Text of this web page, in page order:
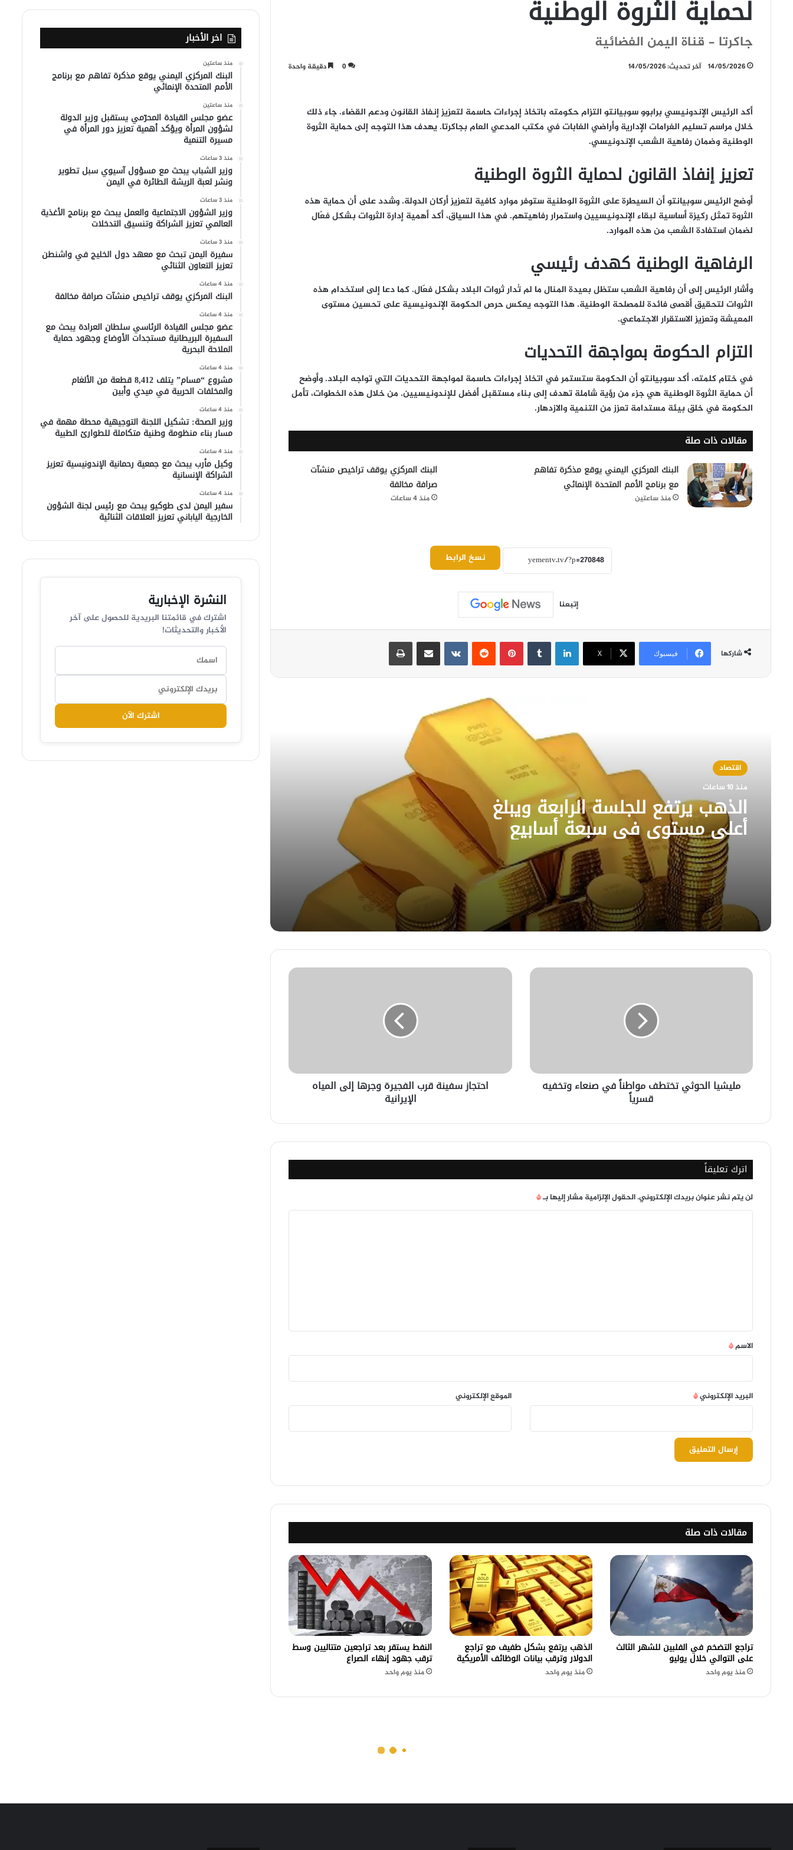
لحماية الثروة الوطنية
جاكرتا - قناة اليمن الفضائية
14/05/2026 آخر تحديث: 14/05/2026 0 دقيقة واحدة
أكد الرئيس الإندونيسي برابوو سوبيانتو التزام حكومته باتخاذ إجراءات حاسمة لتعزيز إنفاذ القانون ودعم القضاء. جاء ذلك
خلال مراسم تسليم الغرامات الإدارية وأراضي الغابات في مكتب المدعي العام بجاكرتا. يهدف هذا التوجه إلى حماية الثروة
الوطنية وضمان رفاهية الشعب الإندونيسي.
تعزيز إنفاذ القانون لحماية الثروة الوطنية
أوضح الرئيس سوبيانتو أن السيطرة على الثروة الوطنية ستوفر موارد كافية لتعزيز أركان الدولة. وشدد على أن حماية هذه
الثروة تمثل ركيزة أساسية لبقاء الإندونيسيين واستمرار رفاهيتهم. في هذا السياق، أكد أهمية إدارة الثروات بشكل فعّال
لضمان استفادة الشعب من هذه الموارد.
الرفاهية الوطنية كهدف رئيسي
وأشار الرئيس إلى أن رفاهية الشعب ستظل بعيدة المنال ما لم تُدار ثروات البلاد بشكل فعّال. كما دعا إلى استخدام هذه
الثروات لتحقيق أقصى فائدة للمصلحة الوطنية. هذا التوجه يعكس حرص الحكومة الإندونيسية على تحسين مستوى
المعيشة وتعزيز الاستقرار الاجتماعي.
التزام الحكومة بمواجهة التحديات
في ختام كلمته، أكد سوبيانتو أن الحكومة ستستمر في اتخاذ إجراءات حاسمة لمواجهة التحديات التي تواجه البلاد. وأوضح
أن حماية الثروة الوطنية هي جزء من رؤية شاملة تهدف إلى بناء مستقبل أفضل للإندونيسيين. من خلال هذه الخطوات، تأمل
الحكومة في خلق بيئة مستدامة تعزز من التنمية والازدهار.
مقالات ذات صلة
البنك المركزي اليمني يوقع مذكرة تفاهم
مع برنامج الأمم المتحدة الإنمائي
منذ ساعتين
البنك المركزي يوقف تراخيص منشآت
صرافة مخالفة
منذ 4 ساعات
نسخ الرابط
إتبعنا
شاركها فيسبوك ‫X
لينكدإن بينتيريست مشاركة عبر البريد طباعة
اقتصاد
منذ 10 ساعات
الذهب يرتفع للجلسة الرابعة ويبلغ
أعلى مستوى في سبعة أسابيع
مستوى في سبعة أسابيع
المصرف المركزي البرازيلي يخفض سعر الفائدة
للمرة الرابعة قبل الانتخابات
تراجع أسعار النفط متأثرة بالتطورات
الجيوسياسية
الأسهم الآسيوية تتراجع بقيادة كوريا الجنوبية
واليابان وسط ضغوط على قطاع أشباه
الموصلات
محافظ البنك المركزي يدشن نظام سجل
المتعثرين لتعزيز سلامة النظام المصرفي
كوريا الجنوبية تسجّل ارتفاعًا جديدًا في
مليشيا
مليشيا الحوثي تختطف مواطناً في صنعاء وتخفيه
قسرياً
احتجاز
احتجاز سفينة قرب الفجيرة وجرها إلى المياه
الإيرانية
اترك تعليقاً
لن يتم نشر عنوان بريدك الإلكتروني.الحقول الإلزامية مشار إليها بـ*
*
الاسم*
البريد الإلكتروني* الموقع الإلكتروني
مقالات ذات صلة
تراجع التضخم في الفلبين للشهر الثالث
على التوالي خلال يوليو
منذ يوم واحد
الذهب يرتفع بشكل طفيف مع تراجع
الدولار وترقب بيانات الوظائف الأمريكية
منذ يوم واحد
النفط يستقر بعد تراجعين متتاليين وسط
ترقب جهود إنهاء الصراع
منذ يوم واحد
اخر الأخبار
منذ ساعتين
البنك المركزي اليمني يوقع مذكرة تفاهم مع برنامج
الأمم المتحدة الإنمائي
منذ ساعتين
عضو مجلس القيادة المحرّمي يستقبل وزير الدولة
لشؤون المرأة ويؤكد أهمية تعزيز دور المرأة في
مسيرة التنمية
منذ 3 ساعات
وزير الشباب يبحث مع مسؤول آسيوي سبل تطوير
ونشر لعبة الريشة الطائرة في اليمن
منذ 3 ساعات
وزير الشؤون الاجتماعية والعمل يبحث مع برنامج الأغذية
العالمي تعزيز الشراكة وتنسيق التدخلات
منذ 3 ساعات
سفيرة اليمن تبحث مع معهد دول الخليج في واشنطن
تعزيز التعاون الثنائي
منذ 4 ساعات
البنك المركزي يوقف تراخيص منشآت صرافة مخالفة
منذ 4 ساعات
عضو مجلس القيادة الرئاسي سلطان العرادة يبحث مع
السفيرة البريطانية مستجدات الأوضاع وجهود حماية
الملاحة البحرية
منذ 4 ساعات
مشروع “مسام” يتلف 8,412 قطعة من الألغام
والمخلفات الحربية في ميدي وأبين
منذ 4 ساعات
وزير الصحة: تشكيل اللجنة التوجيهية محطة مهمة في
مسار بناء منظومة وطنية متكاملة للطوارئ الطبية
منذ 4 ساعات
وكيل مأرب يبحث مع جمعية رحمانية الإندونيسية تعزيز
الشراكة الإنسانية
منذ 4 ساعات
سفير اليمن لدى طوكيو يبحث مع رئيس لجنة الشؤون
الخارجية الياباني تعزيز العلاقات الثنائية
النشرة الإخبارية
اشترك في قائمتنا البريدية للحصول على آخر
الأخبار والتحديثات!
اشترك الآن